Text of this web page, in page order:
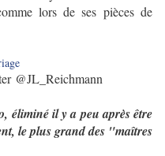
lors de ses pièces de
@JL_Reichmann
éliminé il y a peu après être
le plus grand des "maîtres